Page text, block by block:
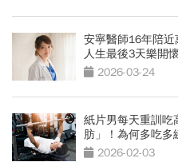
安寧醫師16年陪
人生最後3天樂開
得像自己
2026-03-24
紙片男每天重訓吃
肪」！為何多吃多
2026-02-03